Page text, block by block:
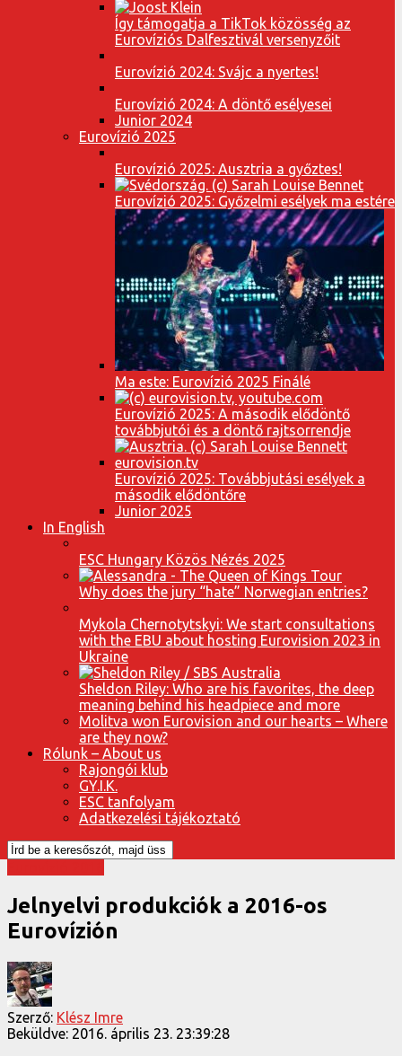
Így támogatja a TikTok közösség az
Eurovíziós Dalfesztivál versenyzőit
Eurovízió 2024: Svájc a nyertes!
Eurovízió 2024: A döntő esélyesei
Junior 2024
Eurovízió 2025
Eurovízió 2025: Ausztria a győztes!
Eurovízió 2025: Győzelmi esélyek ma estére
Ma este: Eurovízió 2025 Finálé
Eurovízió 2025: A második elődöntő
továbbjutói és a döntő rajtsorrendje
Eurovízió 2025: Továbbjutási esélyek a
második elődöntőre
Junior 2025
In English
ESC Hungary Közös Nézés 2025
Why does the jury “hate” Norwegian entries?
Mykola Chernotytskyi: We start consultations
with the EBU about hosting Eurovision 2023 in
Ukraine
Sheldon Riley: Who are his favorites, the deep
meaning behind his headpiece and more
Molitva won Eurovision and our hearts – Where
are they now?
Rólunk – About us
Rajongói klub
GY.I.K.
ESC tanfolyam
Adatkezelési tájékoztató
Jelnyelvi produkciók a 2016-os
Eurovízión
Szerző: Klész Imre
Beküldve: 2016. április 23. 23:39:28